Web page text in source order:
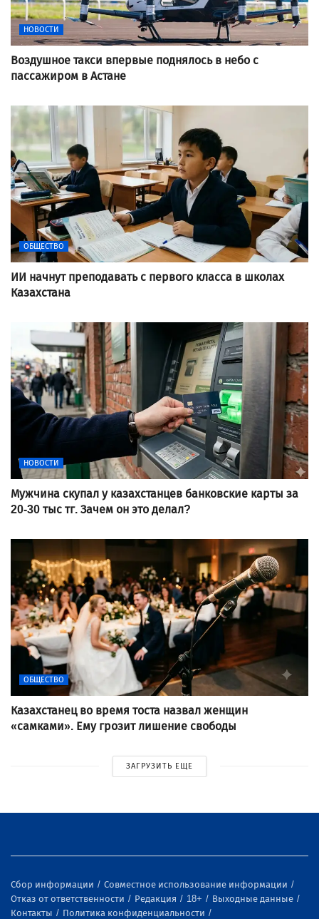
НОВОСТИ
Воздушное такси впервые поднялось в небо с
пассажиром в Астане
ОБЩЕСТВО
ИИ начнут преподавать с первого класса в школах
Казахстана
НОВОСТИ
Мужчина скупал у казахстанцев банковские карты за
20-30 тыс тг. Зачем он это делал?
ОБЩЕСТВО
Казахстанец во время тоста назвал женщин
«самками». Ему грозит лишение свободы
ЗАГРУЗИТЬ ЕЩЕ
Сбор информации
Совместное использование информации
Отказ от ответственности
Редакция 18+
Выходные данные
Контакты
Политика конфиденциальности